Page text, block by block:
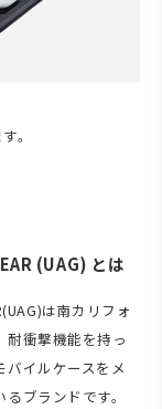
。
(UAG) とは
は南カリフォ
耐衝撃機能を持っ
イルケースをメ
ブランドです。